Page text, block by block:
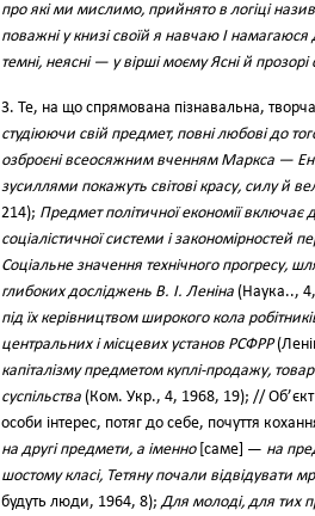
про які ми мислимо, прийнято в логіці
поважні у книзі своїй я навчаю І
темні, неясні — у вірші моєму Ясні й прозорі
3. Те, на що спрямована пізнавальна,
студіюючи свій предмет, повні любові до
озброєні всеосяжним вченням Маркса —
зусиллями покажуть світові красу, силу й
214); Предмет політичної економії включає
соціалістичної системи і закономірностей
Соціальне значення технічного прогресу,
глибоких досліджень В. І. Леніна (Наука..,
під їх керівництвом широкого кола
центральних і місцевих установ РСФРР
капіталізму предметом куплі-продажу,
суспільства (Ком. Укр., 4, 1968, 19); // Об’єкт
особи інтерес, потяг до себе, почуття
на другі предмети, а іменно[саме] — на
шостому класі, Тетяну почали відвідувати
будуть люди, 1964, 8);Для молоді, для тих